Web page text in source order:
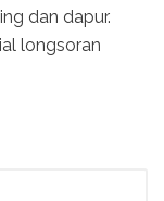
dan dapur.
longsoran